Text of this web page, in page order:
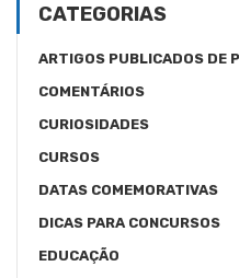
CATEGORIAS
ARTIGOS PUBLICADOS DE
COMENTÁRIOS
CURIOSIDADES
CURSOS
DATAS COMEMORATIVAS
DICAS PARA CONCURSOS
EDUCAÇÃO